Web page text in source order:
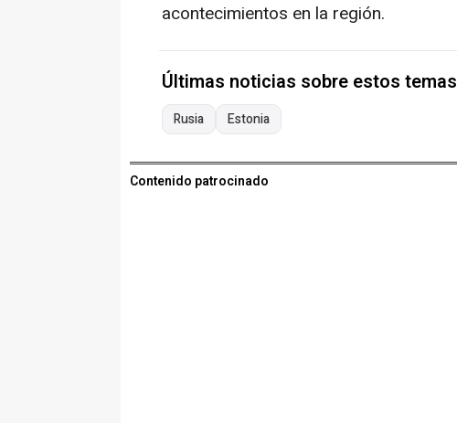
acontecimientos en la región.
Últimas noticias sobre estos temas
Rusia Estonia
Contenido patrocinado